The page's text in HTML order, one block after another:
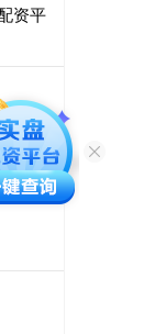
资平
正规